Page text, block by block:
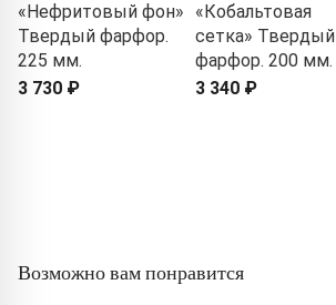
«Нефритовый фон»
Твердый фарфор.
225 мм.
3 730 ₽
«Кобальтовая
сетка» Твердый
фарфор. 200 мм.
3 340 ₽
Возможно вам понравится